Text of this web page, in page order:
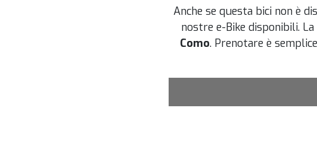
Anche se questa bici non è
nostre e-Bike disponibili.
Como. Prenotare è